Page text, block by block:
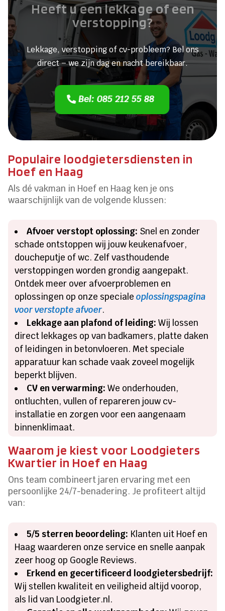
Heeft u een lekkage of een
verstopping?
Lekkage, verstopping of cv-probleem? Bel ons
direct – we zijn dag en nacht bereikbaar.
Bel: 085 212 55 88
Populaire loodgietersdiensten in
Hoef en Haag
Als dé vakman in Hoef en Haag ken je ons
waarschijnlijk van de volgende klussen:
Afvoer verstopt oplossing: Snel en zonder
schade ontstoppen wij jouw keukenafvoer,
doucheputje of wc. Zelf vasthoudende
verstoppingen worden grondig aangepakt.
Ontdek meer over afvoerproblemen en
oplossingen op onze specialeoplossingspagina
voor verstopte afvoer.
Lekkage aan plafond of leiding: Wij lossen
direct lekkages op van badkamers, platte daken
of leidingen in betonvloeren. Met speciale
apparatuur kan schade vaak zoveel mogelijk
beperkt blijven.
CV en verwarming: We onderhouden,
ontluchten, vullen of repareren jouw cv-
installatie en zorgen voor een aangenaam
binnenklimaat.
Waarom je kiest voor Loodgieters
Kwartier in Hoef en Haag
Ons team combineert jaren ervaring met een
persoonlijke 24/7-benadering. Je profiteert altijd
van:
5/5 sterren beoordeling: Klanten uit Hoef en
Haag waarderen onze service en snelle aanpak
zeer hoog op Google Reviews.
Erkend en gecertificeerd loodgietersbedrijf:
Wij stellen kwaliteit en veiligheid altijd voorop,
als lid van Loodgieter.nl.